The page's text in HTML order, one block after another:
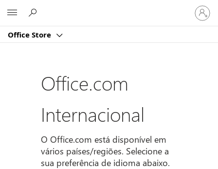
Office Store
Iniciar
sessão
na
Office.com
Internacional
O Office.com está disponível em
vários países/regiões. Selecione a
sua preferência de idioma abaixo.